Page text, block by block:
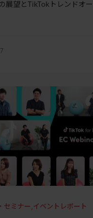
展望とTikTokトレンドオ
セミナー イベントレポート